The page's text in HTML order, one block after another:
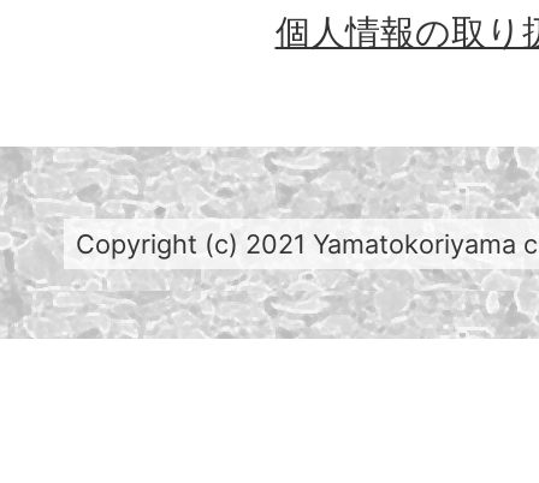
個人情報の取り
Copyright (c) 2021 Yamatokoriyama